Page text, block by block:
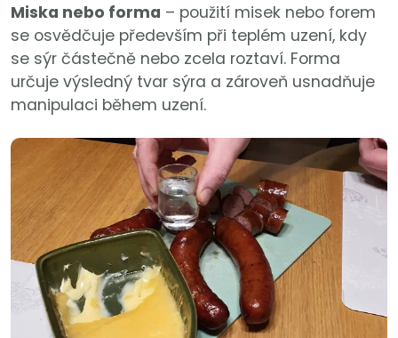
Miska nebo forma – použití misek nebo forem
se osvědčuje především při teplém uzení, kdy
se sýr částečně nebo zcela roztaví. Forma
určuje výsledný tvar sýra a zároveň usnadňuje
manipulaci během uzení.